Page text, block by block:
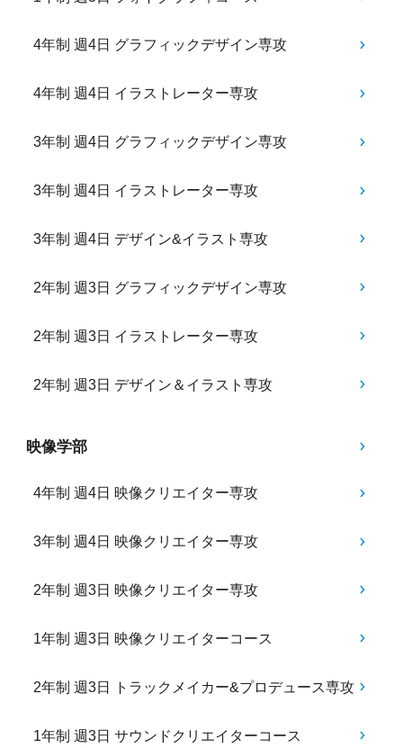
4年制 週4日 グラフィックデザイン専攻
4年制 週4日 イラストレーター専攻
3年制 週4日 グラフィックデザイン専攻
3年制 週4日 イラストレーター専攻
3年制 週4日 デザイン&イラスト専攻
2年制 週3日 グラフィックデザイン専攻
2年制 週3日 イラストレーター専攻
2年制 週3日 デザイン＆イラスト専攻
映像学部
4年制 週4日 映像クリエイター専攻
3年制 週4日 映像クリエイター専攻
2年制 週3日 映像クリエイター専攻
1年制 週3日 映像クリエイターコース
2年制 週3日 トラックメイカー&プロデュース専攻
1年制 週3日 サウンドクリエイターコース